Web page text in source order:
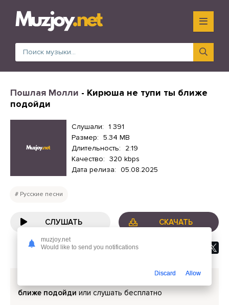
Пошлая Молли - Кирюша не тупи ты ближе
подойди
Слушали: 1 391
Размер: 5.34 MB
Длительность:
2:19
Качество: 320 kbps
Дата релиза: 05.08.2025
Русские песни
СЛУШАТЬ СКАЧАТЬ
ближе подойдиили слушать бесплатно
muzjoy.net
Would like to send you notifications
Discard Allow